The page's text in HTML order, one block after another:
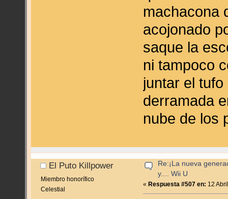
machacona
acojonado
saque la
ni tampoco
juntar el
derramada
nube de los
El Puto Killpower
Miembro honorífico
Celestial
Re:¡La nueva
y.... Wii U
« Respuesta #507 en: 12